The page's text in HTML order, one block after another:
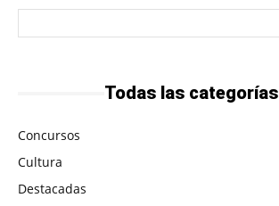
Todas las categorías
Concursos
Cultura
Destacadas